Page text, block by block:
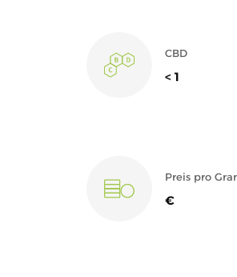
CBD
< 1
Preis pro
€